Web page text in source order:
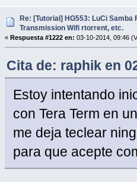
Re: [Tutorial] HG553: LuCi Samba
Transmission Wifi rtorrent, etc.
« Respuesta #1222 en: 03-10-2014, 09:46
Cita de: raphik en
Estoy intentando
con Tera Term en
me deja teclear
para que acepte